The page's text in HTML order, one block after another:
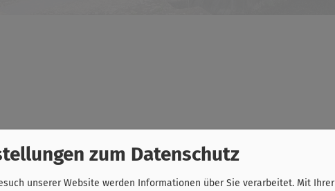
Rehawe Bikes
Gundelsheimer Straße 99
zum Datenschutz
unserer Website werden Informationen über Sie verarbeitet. Mit Ihrer